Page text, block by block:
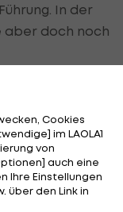
In der
aber doch noch
für
3x3-Frauen
im
Cookies
im LAOLA1
von
auch eine
Ihre Einstellungen
über den Link in